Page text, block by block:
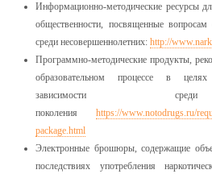
Информационно-методические ресурсы
общественности, посвященные вопросам
среди несовершеннолетних: http://
Программно-методические продукты,
образовательном процессе в целях
зависимости
поколения https://www.notodrugs.ru/
package.html
Электронные брошюры, содержащие
последствиях употребления